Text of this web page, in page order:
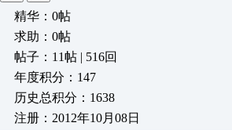
精华：0帖
求助：0帖
帖子：11帖 | 516回
年度积分：147
历史总积分：1638
注册：2012年10月08日